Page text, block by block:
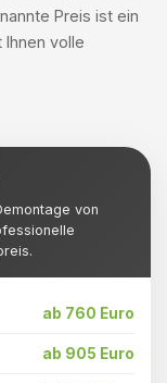
Preis ist ein
volle
von
ab 760 Euro
ab 905 Euro